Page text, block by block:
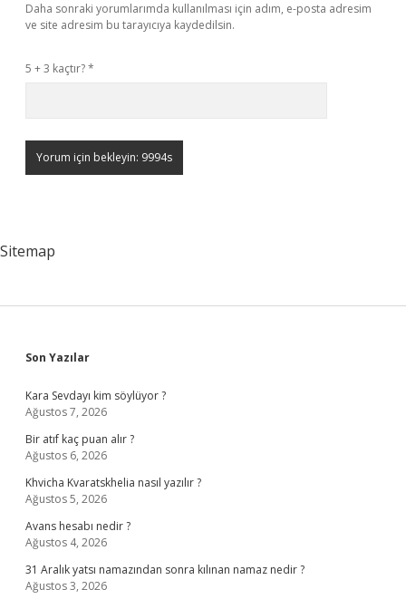
Daha sonraki yorumlarımda kullanılması için adım, e-posta adresim
ve site adresim bu tarayıcıya kaydedilsin.
5 + 3 kaçtır?*
Sitemap
Sidebar
Son Yazılar
Kara Sevdayı kim söylüyor ?
Ağustos 7, 2026
Bir atıf kaç puan alır ?
Ağustos 6, 2026
Khvicha Kvaratskhelia nasıl yazılır ?
Ağustos 5, 2026
Avans hesabı nedir ?
Ağustos 4, 2026
31 Aralık yatsı namazından sonra kılınan namaz nedir ?
Ağustos 3, 2026